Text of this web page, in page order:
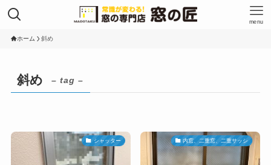
menu
ホーム 斜め
斜め – tag –
シャッター 内窓、二重窓、二重サッシ